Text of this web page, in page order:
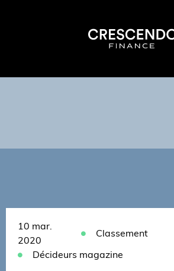
10 mar.
2020
Classement
Décideurs magazine